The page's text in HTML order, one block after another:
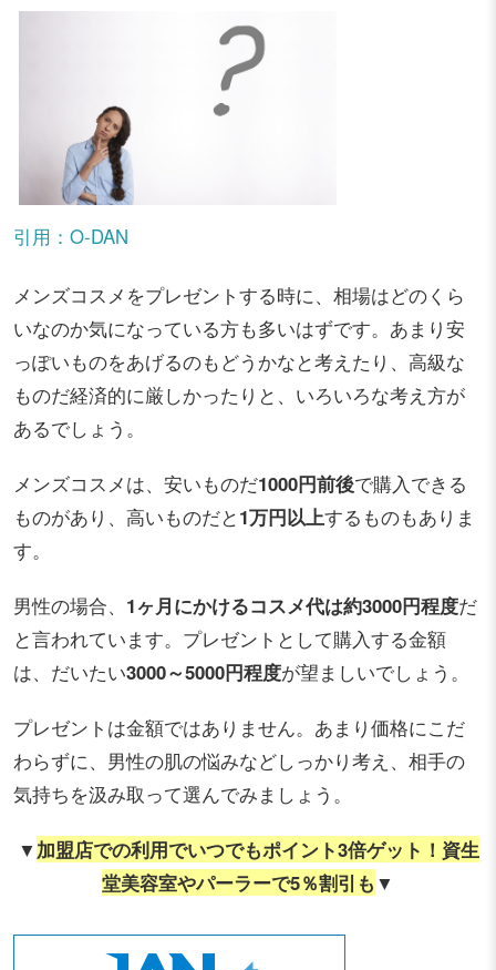
引用：O-DAN
メンズコスメをプレゼントする時に、相場はどのくら
いなのか気になっている方も多いはずです。あまり安
っぽいものをあげるのもどうかなと考えたり、高級な
ものだ経済的に厳しかったりと、いろいろな考え方が
あるでしょう。
メンズコスメは、安いものだ1000円前後で購入できる
ものがあり、高いものだと1万円以上するものもありま
す。
男性の場合、 1ヶ月にかけるコスメ代は約3000円程度だ
と言われています。プレゼントとして購入する金額
は、だいたい3000～5000円程度が望ましいでしょう。
プレゼントは金額ではありません。あまり価格にこだ
わらずに、男性の肌の悩みなどしっかり考え、相手の
気持ちを汲み取って選んでみましょう。
▼加盟店での利用でいつでもポイント3倍ゲット！資生
堂美容室やパーラーで5％割引も ▼